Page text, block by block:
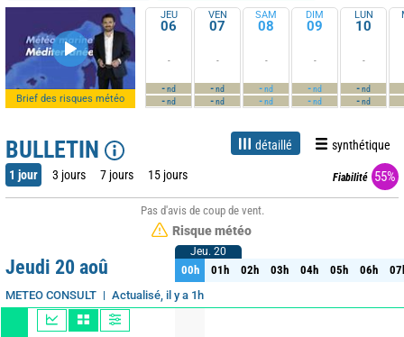
Brief des risques météo
JEU
06
-
-nd
-nd
VEN
07
-
-nd
-nd
SAM
08
-
-nd
-nd
DIM
09
-
-nd
-nd
LUN
10
-
-nd
-nd
BULLETIN détaillé synthétique
1 jour 3 jours 7 jours 15 jours Fiabilité 55%
Pas d'avis de coup de vent.
Risque météo
Jeudi 20 aoû
METEO CONSULT Actualisé, il y a 1h
Jeu. 20
00h 01h 02h 03h 04h 05h 06h
Jeu. 20
00h 01h 02h 03h 04h 05h 06h